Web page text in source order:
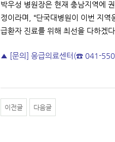
박우성 병원장은 현재 충남지역에
정이라며, “단국대병원이 이번 지
급환자 진료를 위해 최선을 다하겠다
▲ [문의] 응급의료센터(☎ 041-
이전글 다음글